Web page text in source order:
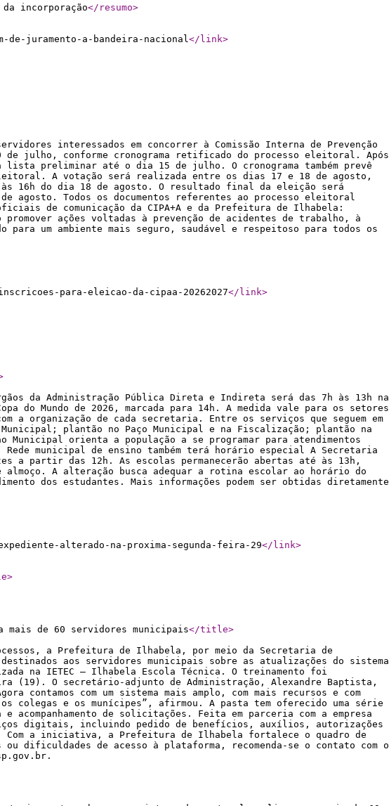
incorporação</resumo>
juramento-a-bandeira-nacional</link>
interessados em concorrer à Comissão Interna de Prevenção
de julho, conforme cronograma retificado do processo eleitoral. Após
preliminar até o dia 15 de julho. O cronograma também prevê
A votação será realizada entre os dias 17 e 18 de agosto,
16h do dia 18 de agosto. O resultado final da eleição será
agosto. Todos os documentos referentes ao processo eleitoral
de comunicação da CIPA+A e da Prefeitura de Ilhabela:
ações voltadas à prevenção de acidentes de trabalho, à
para um ambiente mais seguro, saudável e respeitoso para todos os
para-eleicao-da-cipaa-20262027</link>
da Administração Pública Direta e Indireta será das 7h às 13h na
do Mundo de 2026, marcada para 14h. A medida vale para os setores
a organização de cada secretaria. Entre os serviços que seguem em
plantão no Paço Municipal e na Fiscalização; plantão na
orienta a população a se programar para atendimentos
municipal de ensino também terá horário especial A Secretaria
a partir das 12h. As escolas permanecerão abertas até às 13h,
almoço. A alteração busca adequar a rotina escolar ao horário do
dos estudantes. Mais informações podem ser obtidas diretamente
alterado-na-proxima-segunda-feira-29</link>
>
de 60 servidores municipais</title>
a Prefeitura de Ilhabela, por meio da Secretaria de
aos servidores municipais sobre as atualizações do sistema
na IETEC – Ilhabela Escola Técnica. O treinamento foi
(19). O secretário-adjunto de Administração, Alexandre Baptista,
contamos com um sistema mais amplo, com mais recursos e com
colegas e os munícipes”, afirmou. A pasta tem oferecido uma série
de solicitações. Feita em parceria com a empresa
digitais, incluindo pedido de benefícios, auxílios, autorizações
Com a iniciativa, a Prefeitura de Ilhabela fortalece o quadro de
dificuldades de acesso à plataforma, recomenda-se o contato com o